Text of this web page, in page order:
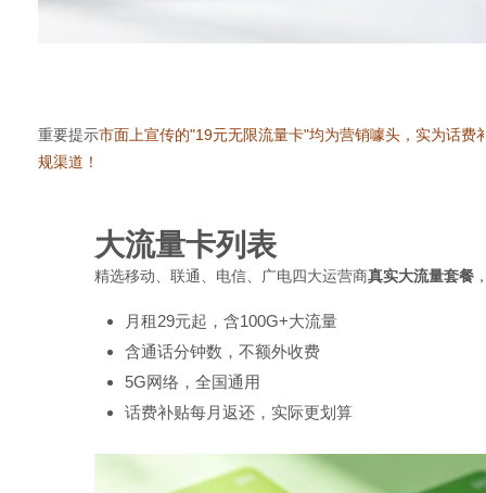
重要提示市面上宣传的"19元无限流量卡"均为营销噱头，实为话
规渠道！
大流量卡列表
精选移动、联通、电信、广电四大运营商真实大流量套餐
月租29元起，含100G+大流量
含通话分钟数，不额外收费
5G网络，全国通用
话费补贴每月返还，实际更划算